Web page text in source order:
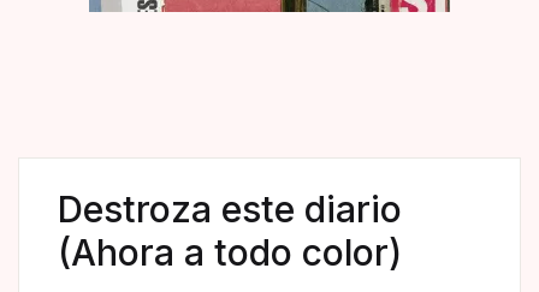
Destroza este diario
(Ahora a todo color)